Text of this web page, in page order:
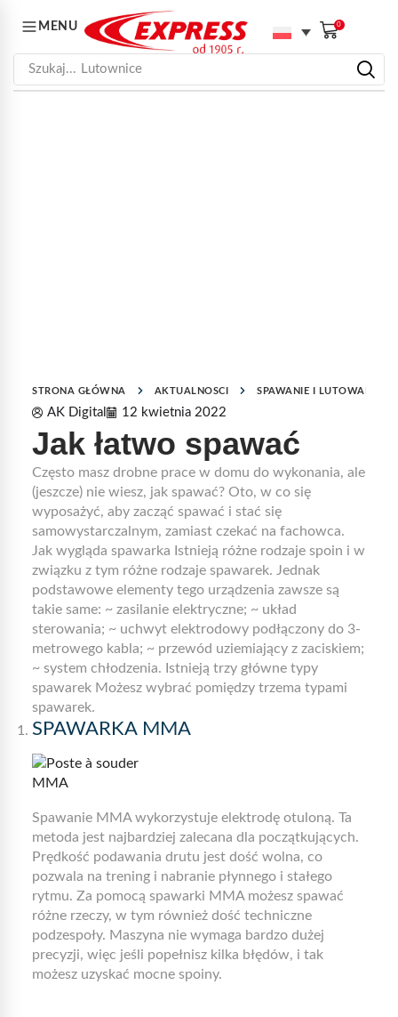
MENU 0
Szukaj... Lutownice
STRONA GŁÓWNA AKTUALNOSCI SPAWANIE I LUTOWANIE
AK Digital 12 kwietnia 2022
Jak łatwo spawać
Często masz drobne prace w domu do wykonania, ale
(jeszcze) nie wiesz, jak spawać? Oto, w co się
wyposażyć, aby zacząć spawać i stać się
samowystarczalnym, zamiast czekać na fachowca.
Jak wygląda spawarka Istnieją różne rodzaje spoin i w
związku z tym różne rodzaje spawarek. Jednak
podstawowe elementy tego urządzenia zawsze są
takie same: ~ zasilanie elektryczne; ~ układ
sterowania; ~ uchwyt elektrodowy podłączony do 3-
metrowego kabla; ~ przewód uziemiający z zaciskiem;
~ system chłodzenia. Istnieją trzy główne typy
spawarek Możesz wybrać pomiędzy trzema typami
spawarek.
SPAWARKA MMA
Spawanie MMA wykorzystuje elektrodę otuloną. Ta
metoda jest najbardziej zalecana dla początkujących.
Prędkość podawania drutu jest dość wolna, co
pozwala na trening i nabranie płynnego i stałego
rytmu. Za pomocą spawarki MMA możesz spawać
różne rzeczy, w tym również dość techniczne
podzespoły. Maszyna nie wymaga bardzo dużej
precyzji, więc jeśli popełnisz kilka błędów, i tak
możesz uzyskać mocne spoiny.